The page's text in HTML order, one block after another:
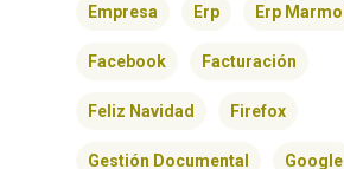
Empresa Erp Erp Marmol
Facebook Facturación
Feliz Navidad Firefox
Gestión Documental Google